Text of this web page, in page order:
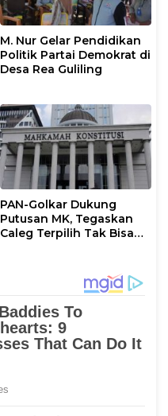
M. Nur Gelar Pendidikan
Politik Partai Demokrat di
Desa Rea Guliling
PAN-Golkar Dukung
Putusan MK, Tegaskan
Caleg Terpilih Tak Bisa